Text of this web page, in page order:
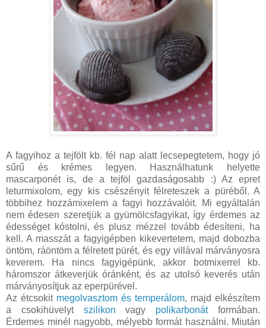
A fagyihoz a tejfölt kb. fél nap alatt lecsepegtetem, hogy jó
sűrű és krémes legyen. Használhatunk helyette
mascarponét is, de a tejföl gazdaságosabb :) Az epret
leturmixolom, egy kis csészényit félreteszek a püréből. A
többihez hozzámixelem a fagyi hozzávalóit. Mi egyáltalán
nem édesen szeretjük a gyümölcsfagyikat, így érdemes az
édességet kóstolni, és plusz mézzel tovább édesíteni, ha
kell. A masszát a fagyigépben kikevertetem, majd dobozba
öntöm, ráöntöm a félretett pürét, és egy villával márványosra
keverem. Ha nincs fagyigépünk, akkor botmixerrel kb.
háromszor átkeverjük óránként, és az utolsó keverés után
márványosítjuk az eperpürével.
Az étcsokit megolvasztom és temperálom, majd elkészítem
a csokihüvelyt szilikon vagy polikarbonátformában.
Érdemes minél nagyobb, mélyebb formát használni. Miután